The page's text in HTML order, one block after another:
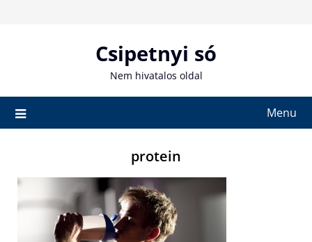
Csipetnyi só
Nem hivatalos oldal
Menu
protein